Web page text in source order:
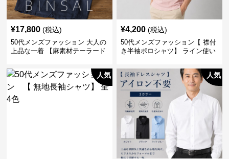
¥17,800 (税込)
50代メンズファッション 大人の
上品な一着 【麻素材テーラード
¥4,200 (税込)
50代メンズファッション【 襟付
き半袖ポロシャツ】 ライン使い
人気 人気